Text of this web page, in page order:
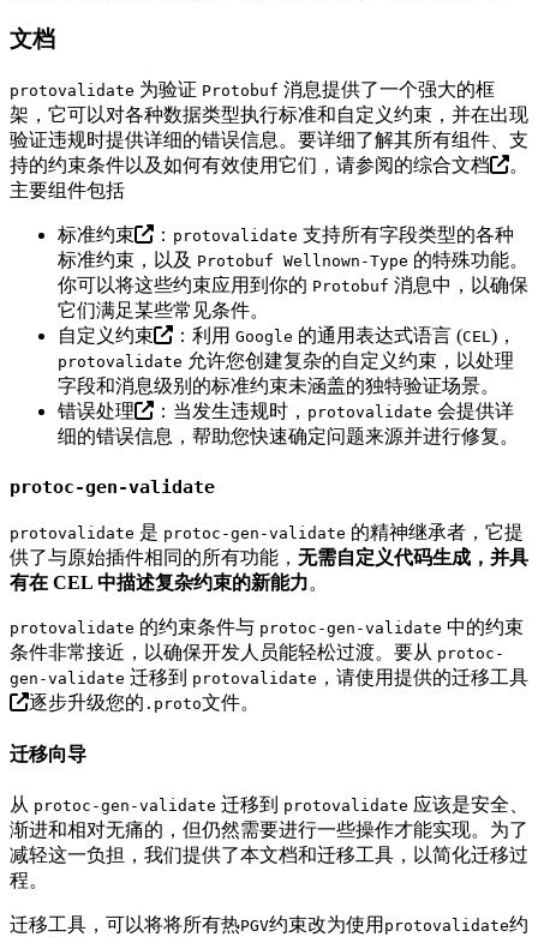
文档
protovalidate 为验证 Protobuf 消息提供了一个强大的框
架，它可以对各种数据类型执行标准和自定义约束，并在出现
验证违规时提供详细的错误信息。要详细了解其所有组件、支
持的约束条件以及如何有效使用它们，请参阅的综合文档
。
主要组件包括
标准约束 ： protovalidate 支持所有字段类型的各种
标准约束，以及 Protobuf Wellnown-Type 的特殊功能。
你可以将这些约束应用到你的 Protobuf 消息中，以确保
它们满足某些常见条件。
自定义约束
：利用 Google 的通用表达式语言 (CEL )，
protovalidate 允许您创建复杂的自定义约束，以处理
字段和消息级别的标准约束未涵盖的独特验证场景。
错误处理
：当发生违规时， protovalidate 会提供详
细的错误信息，帮助您快速确定问题来源并进行修复。
protoc-gen-validate
protovalidate 是 protoc-gen-validate 的精神继承者，它提
供了与原始插件相同的所有功能， 无需自定义代码生成，并具
有在 CEL 中描述复杂约束的新能力。
protovalidate 的约束条件与 protoc-gen-validate 中的约束
条件非常接近，以确保开发人员能轻松过渡。要从 protoc-
gen-validate 迁移到 protovalidate ，请使用提供的迁移工具
逐步升级您的 .proto文件。
迁移向导
从 protoc-gen-validate 迁移到 protovalidate 应该是安全、
渐进和相对无痛的，但仍然需要进行一些操作才能实现。为了
减轻这一负担，我们提供了本文档和迁移工具，以简化迁移过
程。
迁移工具，可以将将所有热PGV约束改为使用 protovalidate约